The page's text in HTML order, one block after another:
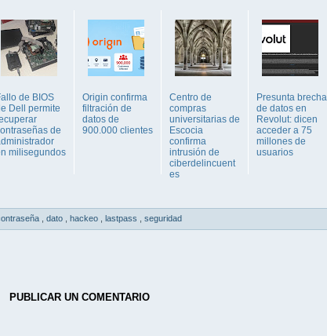
de BIOS
Dell permite
de
milisegundos
Origin confirma
filtración de
datos de
900.000 clientes
Centro de
compras
universitarias de
Escocia
confirma
intrusión de
ciberdelincuent
es
Presunta brecha
de datos en
Revolut: dicen
acceder a 75
millones de
usuarios
dato hackeo lastpass seguridad
PUBLICAR UN COMENTARIO